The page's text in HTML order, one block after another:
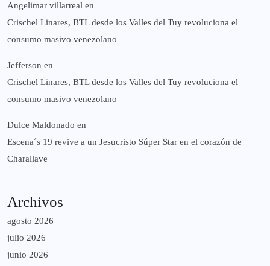
Angelimar villarreal en
Crischel Linares, BTL desde los Valles del Tuy revoluciona el
consumo masivo venezolano
Jefferson en
Crischel Linares, BTL desde los Valles del Tuy revoluciona el
consumo masivo venezolano
Dulce Maldonado en
Escena´s 19 revive a un Jesucristo Súper Star en el corazón de
Charallave
Archivos
agosto 2026
julio 2026
junio 2026